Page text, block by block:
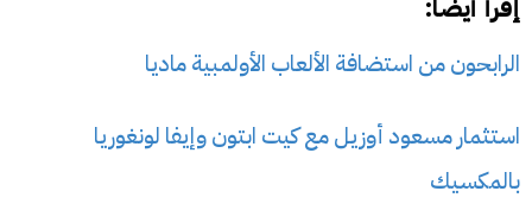
إقرأ أيضا:
الرابحون من استضافة الألعاب الأولمبية ماديا
استثمار مسعود أوزيل مع كيت ابتون وإيفا لونغوريا
بالمكسيك